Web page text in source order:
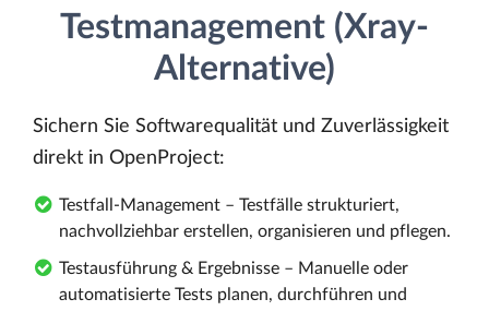
Testmanagement (Xray-
Alternative)
Sichern Sie Softwarequalität und Zuverlässigkeit
direkt in OpenProject:
Testfall-Management – Testfälle strukturiert,
nachvollziehbar erstellen, organisieren und pflegen.
Testausführung & Ergebnisse – Manuelle oder
automatisierte Tests planen, durchführen und